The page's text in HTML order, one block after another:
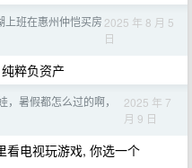
上班在惠州仲恺买房 2025 年 8 月 5
日
粹负资产
，暑假都怎么过的啊，
2025 年 7
月 9 日
看电视玩游戏, 你选一个